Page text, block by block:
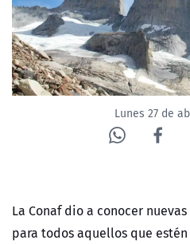
CORPORATIVO Y
CANAL DE DENUNCIAS
ÁREA DE PROYECTOSLunes 27 de
La Conaf dio a conocer
para todos aquellos que